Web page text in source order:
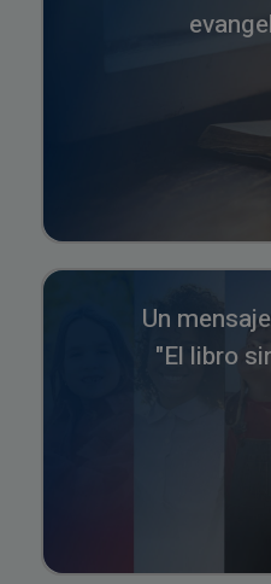
Un
"El libro